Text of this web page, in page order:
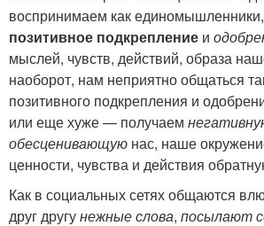
воспринимаем как
позитивное подкрепление и
мыслей, чувств, действий, образа
наоборот, нам неприятно общаться
позитивного подкрепления и
или еще хуже — получаем
обесценивающую нас, наше
ценности, чувства и действия
Как в социальных сетях общаются
друг другунежные слова, посылают